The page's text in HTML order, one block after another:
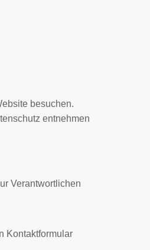
besuchen.
entnehmen
Verantwortlichen
Kontaktformular